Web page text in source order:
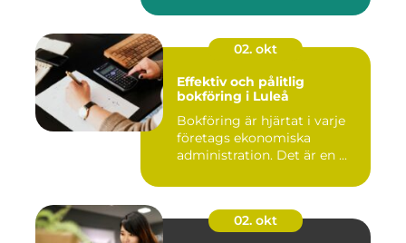
02. okt
Effektiv och pålitlig
bokföring i Luleå
Bokföring är hjärtat i varje
företags ekonomiska
administration. Det är en ...
02. okt